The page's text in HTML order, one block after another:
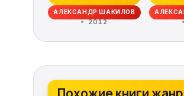
АЛЕКСАНДР ШАКИЛОВ
2012
АЛЕКСАНДР ШАКИЛОВ,
Похожие книги